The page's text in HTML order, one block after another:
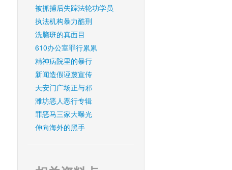
被抓捕后失踪法轮功学员
执法机构暴力酷刑
洗脑班的真面目
610办公室罪行累累
精神病院里的暴行
新闻造假诬蔑宣传
天安门广场正与邪
潍坊恶人恶行专辑
罪恶马三家大曝光
伸向海外的黑手